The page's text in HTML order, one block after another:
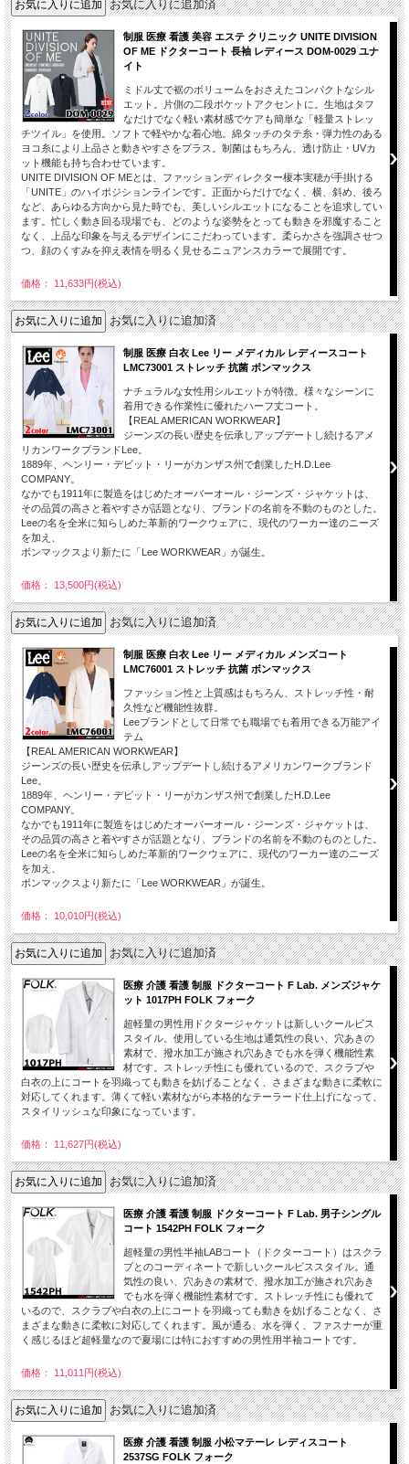
お気に入りに追加済
制服 医療 看護 美容 エステ クリニック UNITE DIVISION
OF ME ドクターコート 長袖 レディース DOM-0029 ユナ
イト
ミドル丈で裾のボリュームをおさえたコンパクトなシル
エット。片側の二段ポケットアクセントに。生地はタフ
なだけでなく軽い素材感でケアも簡単な「軽量ストレッ
チツイル」を使用。ソフトで軽やかな着心地。綿タッチのタテ糸・弾力性のある
ヨコ糸により上品さと動きやすさをプラス。制菌はもちろん、透け防止・UVカ
ット機能も持ち合わせています。
UNITE DIVISION OF MEとは、ファッションディレクター榎本実穂が手掛ける
「UNITE」のハイポジションラインです。正面からだけでなく、横、斜め、後ろ
など、あらゆる方向から見た時でも、美しいシルエットになることを追求してい
ます。忙しく動き回る現場でも、どのような姿勢をとっても動きを邪魔すること
なく、上品な印象を与えるデザインにこだわっています。柔らかさを強調させつ
つ、顔のくすみを抑え表情を明るく見せるニュアンスカラーで展開です。
価格： 11,633円(税込)
お気に入りに追加済
制服 医療 白衣 Lee リー メディカル レディースコート
LMC73001 ストレッチ 抗菌 ボンマックス
ナチュラルな女性用シルエットが特徴。様々なシーンに
着用できる作業性に優れたハーフ丈コート。
【REAL AMERICAN WORKWEAR】
ジーンズの長い歴史を伝承しアップデートし続けるアメ
リカンワークブランドLee。
1889年、ヘンリー・デビット・リーがカンザス州で創業したH.D.Lee
COMPANY。
なかでも1911年に製造をはじめたオーバーオール・ジーンズ・ジャケットは、
その品質の高さと着やすさが話題となり、ブランドの名前を不動のものとした。
Leeの名を全米に知らしめた革新的ワークウェアに、現代のワーカー達のニーズ
を加え、
ボンマックスより新たに「Lee WORKWEAR」が誕生。
価格： 13,500円(税込)
お気に入りに追加済
制服 医療 白衣 Lee リー メディカル メンズコート
LMC76001 ストレッチ 抗菌 ボンマックス
ファッション性と上質感はもちろん、ストレッチ性・耐
久性など機能性抜群。
Leeブランドとして日常でも職場でも着用できる万能アイ
テム
【REAL AMERICAN WORKWEAR】
ジーンズの長い歴史を伝承しアップデートし続けるアメリカンワークブランド
Lee。
1889年、ヘンリー・デビット・リーがカンザス州で創業したH.D.Lee
COMPANY。
なかでも1911年に製造をはじめたオーバーオール・ジーンズ・ジャケットは、
その品質の高さと着やすさが話題となり、ブランドの名前を不動のものとした。
Leeの名を全米に知らしめた革新的ワークウェアに、現代のワーカー達のニーズ
を加え、
ボンマックスより新たに「Lee WORKWEAR」が誕生。
価格： 10,010円(税込)
お気に入りに追加済
医療 介護 看護 制服 ドクターコート F Lab. メンズジャケ
ット 1017PH FOLK フォーク
超軽量の男性用ドクタージャケットは新しいクールビス
スタイル。使用している生地は通気性の良い、穴あきの
素材で、撥水加工が施され穴あきでも水を弾く機能性素
材です。ストレッチ性にも優れているので、スクラブや
白衣の上にコートを羽織っても動きを妨げることなく、さまざまな動きに柔軟に
対応してくれます。薄くて軽い素材ながら本格的なテーラード仕上げになって、
スタイリッシュな印象になっています。
価格： 11,627円(税込)
お気に入りに追加済
医療 介護 看護 制服 ドクターコート F Lab. 男子シングル
コート 1542PH FOLK フォーク
超軽量の男性半袖LABコート（ドクターコート）はスクラ
ブとのコーディネートで新しいクールビススタイル。通
気性の良い、穴あきの素材で、撥水加工が施され穴あき
でも水を弾く機能性素材です。ストレッチ性にも優れて
いるので、スクラブや白衣の上にコートを羽織っても動きを妨げることなく、さ
まざまな動きに柔軟に対応してくれます。風が通る、水を弾く、ファスナーが重
く感じるほど超軽量なので夏場には特におすすめの男性用半袖コートです。
価格： 11,011円(税込)
お気に入りに追加済
医療 介護 看護 制服 小松マテーレ レディスコート
2537SG FOLK フォーク